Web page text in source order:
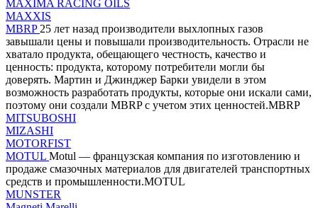
MAXIMA RACING OILS
MAXXIS
MBRP 25 лет назад производители выхлопных газов
завышали цены и повышали производительность. Отрасли не
хватало продукта, обещающего честность, качество и
ценность: продукта, которому потребители могли бы
доверять. Мартин и Джинджер Барки увидели в этом
возможность разработать продукты, которые они искали сами,
поэтому они создали MBRP с учетом этих ценностей.MBRP
MITSUBOSHI
MIZASHI
MOTORFIST
MOTUL Motul — французская компания по изготовлению и
продаже смазочных материалов для двигателей транспортных
средств и промышленности.MOTUL
MUNSTER